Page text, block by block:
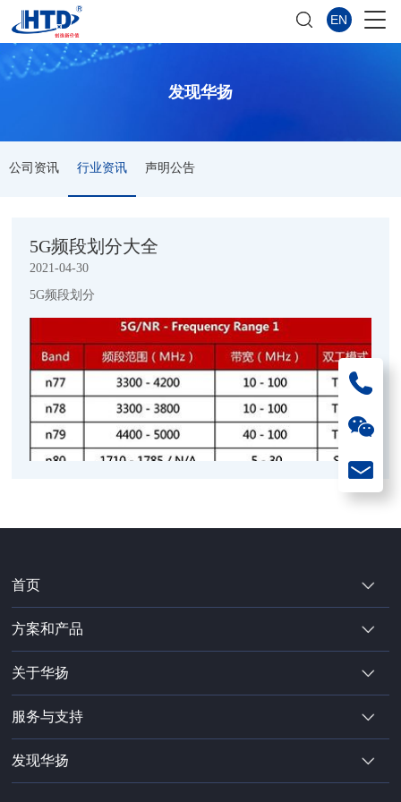
EN
发现华扬
公司资讯 行业资讯 声明公告
5G频段划分大全
2021-04-30
5G频段划分
首页
方案和产品
关于华扬
服务与支持
发现华扬